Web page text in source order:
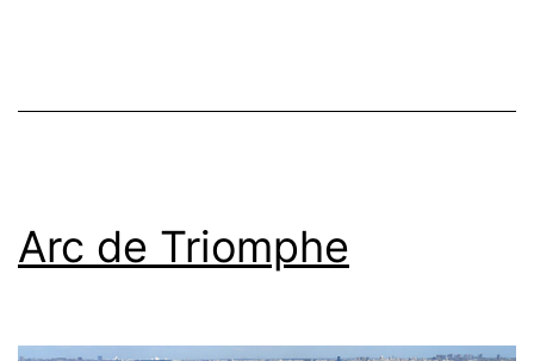
Arc de Triomphe